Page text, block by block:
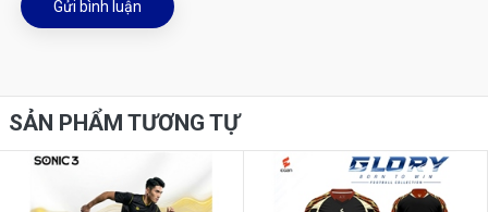
Gửi bình luận
SẢN PHẨM TƯƠNG TỰ